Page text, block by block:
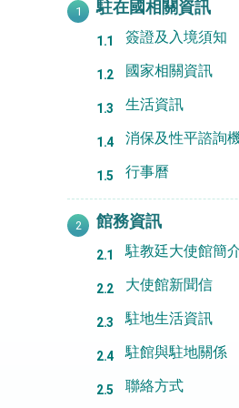
民調顯示多數國人滿意政府外交表現，高
總統主持「守護民主台灣國安行動方案
變局中 奮起的新臺灣 總統發表國慶演
總統發表執政周年談話 盼面對未來挑
賴總統就職演說影片
我國政府將在美國亞利桑納州設立「駐鳳
駐在國相關資訊
簽證及入境須知
國家相關資訊
生活資訊
消保及性平諮詢
行事曆
館務資訊
駐教廷大使館簡
大使館新聞信
駐地生活資訊
駐館與駐地關係
聯絡方式